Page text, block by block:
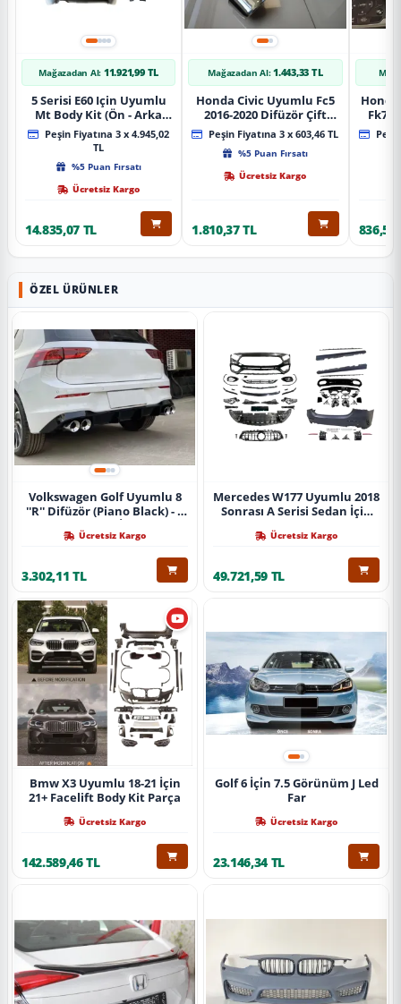
Mağazadan Al: 11.921,99 TL
5 Serisi E60 Için Uyumlu
Mt Body Kit (Ön - Arka
Tampon -Marspiyel )
Peşin Fiyatına 3 x 4.945,02
TL
%5 Puan Fırsatı
Ücretsiz Kargo
14.835,07 TL
Mağazadan Al: 1.443,33 TL
Honda Civic Uyumlu Fc5
2016-2020 Difüzör Çift
Çıkış İçin Egzoz Seti
Peşin Fiyatına 3 x 603,46 TL
%5 Puan Fırsatı
Ücretsiz Kargo
1.810,37 TL
Fk7
836,51
ÖZEL ÜRÜNLER
Volkswagen Golf Uyumlu 8
''R'' Difüzör (Piano Black) - 4
Paket İçin)
Ücretsiz Kargo
3.302,11 TL
Mercedes W177 Uyumlu 2018
Sonrası A Serisi Sedan İçin
Tamponlu Set)
Ücretsiz Kargo
49.721,59 TL
Bmw X3 Uyumlu 18-21 İçin
21+ Facelift Body Kit Parça
Ücretsiz Kargo
142.589,46 TL
Golf 6 İçi̇n 7.5 Görünüm J Led
Far
Ücretsiz Kargo
23.146,34 TL